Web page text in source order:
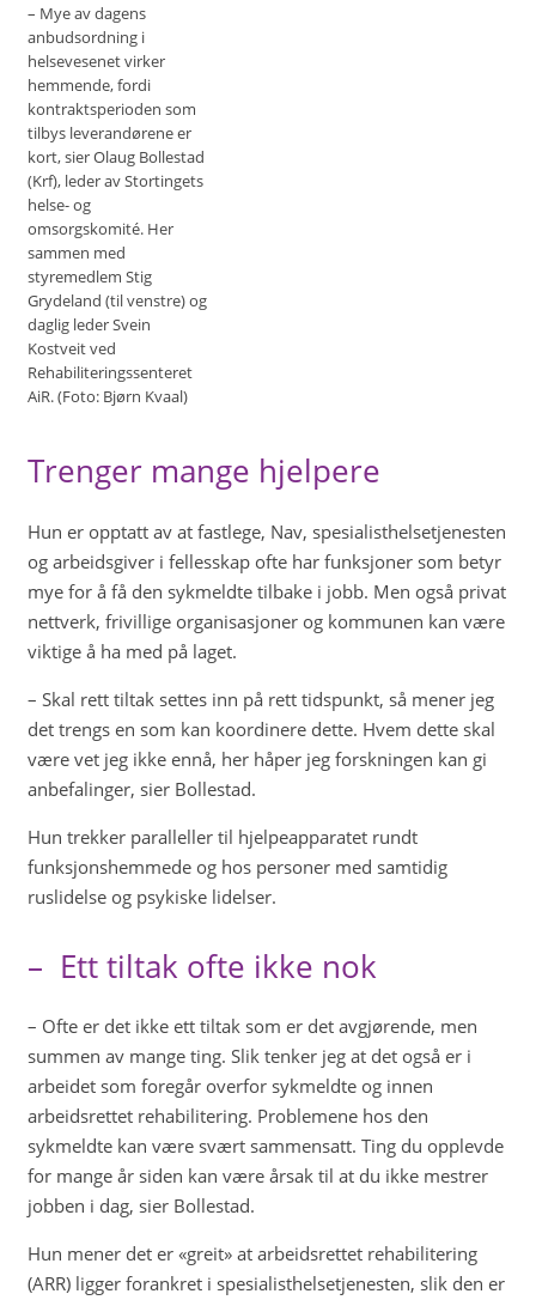
– Mye av dagens
anbudsordning i
helsevesenet virker
hemmende, fordi
kontraktsperioden som
tilbys leverandørene er
kort, sier Olaug Bollestad
(Krf), leder av Stortingets
helse- og
omsorgskomité. Her
sammen med
styremedlem Stig
Grydeland (til venstre) og
daglig leder Svein
Kostveit ved
Rehabiliteringssenteret
AiR. (Foto: Bjørn Kvaal)
Trenger mange hjelpere
Hun er opptatt av at fastlege, Nav, spesialisthelsetjenesten
og arbeidsgiver i fellesskap ofte har funksjoner som betyr
mye for å få den sykmeldte tilbake i jobb. Men også privat
nettverk, frivillige organisasjoner og kommunen kan være
viktige å ha med på laget.
– Skal rett tiltak settes inn på rett tidspunkt, så mener jeg
det trengs en som kan koordinere dette. Hvem dette skal
være vet jeg ikke ennå, her håper jeg forskningen kan gi
anbefalinger, sier Bollestad.
Hun trekker paralleller til hjelpeapparatet rundt
funksjonshemmede og hos personer med samtidig
ruslidelse og psykiske lidelser.
– Ett tiltak ofte ikke nok
– Ofte er det ikke ett tiltak som er det avgjørende, men
summen av mange ting. Slik tenker jeg at det også er i
arbeidet som foregår overfor sykmeldte og innen
arbeidsrettet rehabilitering. Problemene hos den
sykmeldte kan være svært sammensatt. Ting du opplevde
for mange år siden kan være årsak til at du ikke mestrer
jobben i dag, sier Bollestad.
Hun mener det er «greit» at arbeidsrettet rehabilitering
(ARR) ligger forankret i spesialisthelsetjenesten, slik den er